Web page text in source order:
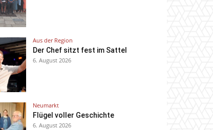
Aus der Region
Der Chef sitzt fest im Sattel
6. August 2026
Neumarkt
Flügel voller Geschichte
6. August 2026